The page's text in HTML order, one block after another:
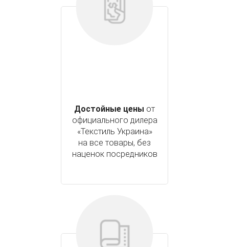
Достойные цены от
официального дилера
«Текстиль Украина»
на все товары, без
наценок посредников